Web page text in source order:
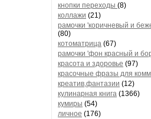
кнопки переходы (8)
коллажи (21)
рамочки 'коричневый и
(80)
котоматрица (67)
рамочки 'фон красный и
красота и здоровье (97)
красочные фразы для
креатив,фантазии (12)
кулинарная книга (1366)
кумиры (54)
личное (176)